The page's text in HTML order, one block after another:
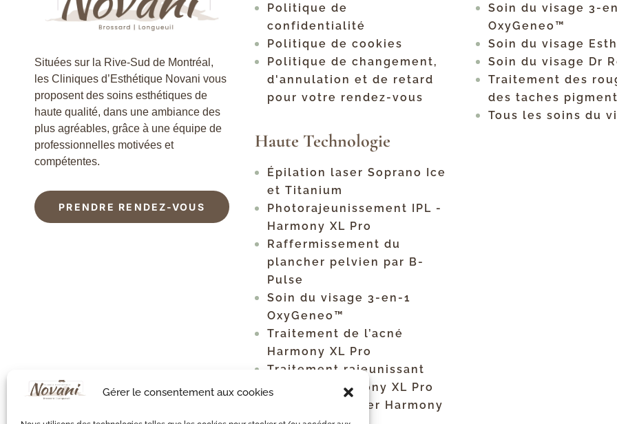
Gérer le consentement aux cookies
Situées sur la Rive-Sud de Montréal,
les Cliniques d’Esthétique Novani vous
proposent des soins esthétiques de
haute qualité, dans une ambiance des
plus agréables, grâce à une équipe de
professionnelles motivées et
compétentes.
PRENDRE RENDEZ-VOUS
Politique de
confidentialité
Politique de cookies
Politique de changement,
d'annulation et de retard
pour votre rendez-vous
Haute Technologie
Épilation laser Soprano Ice
et Titanium
Photorajeunissement IPL -
Harmony XL Pro
Raffermissement du
plancher pelvien par B-
Pulse
Soin du visage 3-en-1
OxyGeneo™
Traitement de l’acné
Harmony XL Pro
Traitement rajeunissant
ClearLift Harmony XL Pro
Détatouage laser Harmony
Soin du visage 3-
OxyGeneo™
Soin du visage
Soin du visage Dr
Traitement des
des taches
Tous les soins du